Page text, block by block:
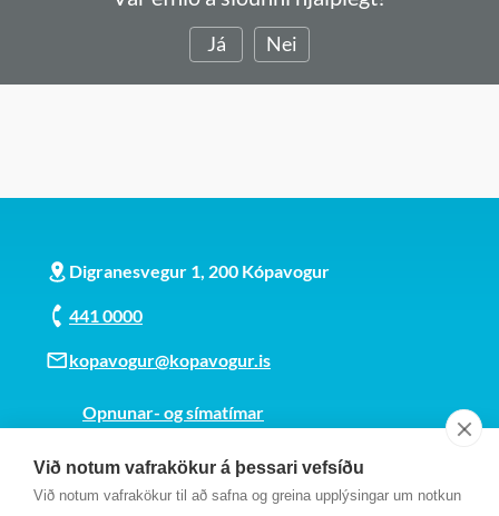
Við notum vafrakökur á þessari vefsíðu
Við notum vafrakökur til að safna og greina upplýsingar um notkun
Já Nei
Digranesvegur 1, 200 Kópavogur
441 0000
kopavogur@kopavogur.is
Opnunar- og símatímar
Kt. 700169-3759